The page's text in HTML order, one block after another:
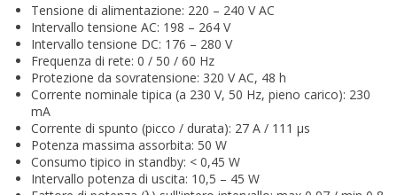
Tensione di alimentazione: 220 – 240 V AC
Intervallo tensione AC: 198 – 264 V
Intervallo tensione DC: 176 – 280 V
Frequenza di rete: 0 / 50 / 60 Hz
Protezione da sovratensione: 320 V AC, 48 h
Corrente nominale tipica (a 230 V, 50 Hz, pieno carico): 230
mA
Corrente di spunto (picco / durata): 27 A / 111 μs
Potenza massima assorbita: 50 W
Consumo tipico in standby: < 0,45 W
Intervallo potenza di uscita: 10,5 – 45 W